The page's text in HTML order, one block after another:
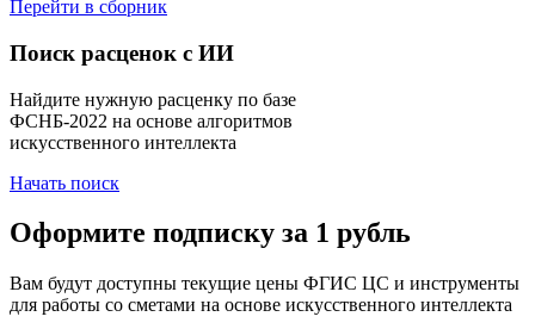
Перейти в сборник
Поиск расценок с ИИ
Найдите нужную расценку по базе
ФСНБ-2022 на основе алгоритмов
искусственного интеллекта
Начать поиск
Оформите подписку за 1 рубль
Вам будут доступны текущие цены ФГИС ЦС и инструменты
для работы со сметами на основе искусственного интеллекта